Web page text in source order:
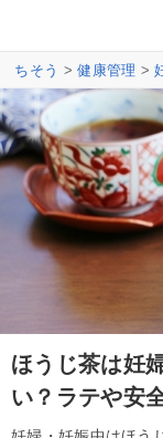
ちそう >健康管理 >
ほうじ茶は妊
い？ラテや安